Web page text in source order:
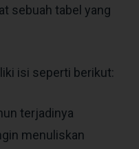
sebuah tabel yang
isi seperti berikut:
terjadinya
menuliskan